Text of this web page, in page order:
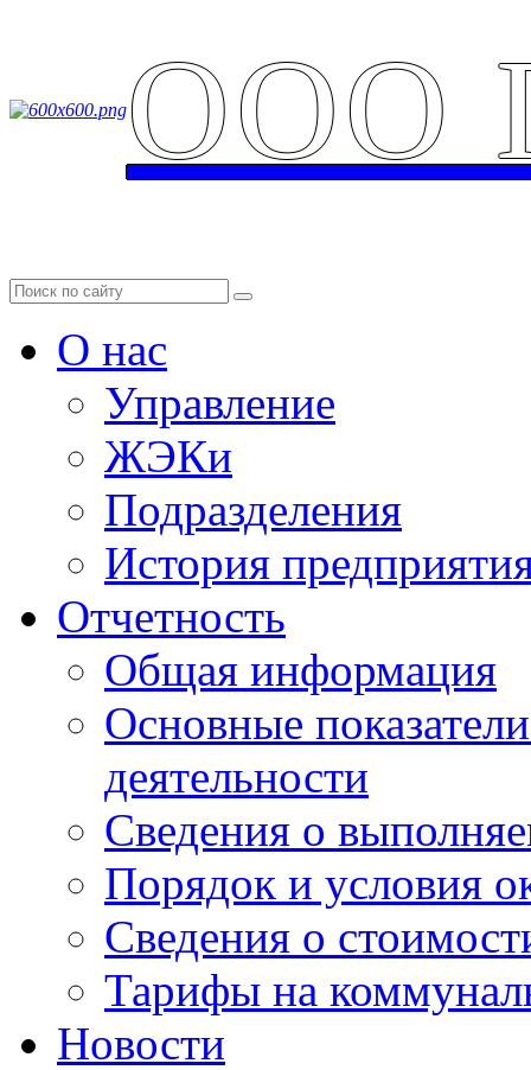
ООО
О нас
Управление
ЖЭКи
Подразделения
История
Отчетность
Общая информация
Основные
деятельности
Сведения о
Порядок и условия
Сведения о
Тарифы на
Новости